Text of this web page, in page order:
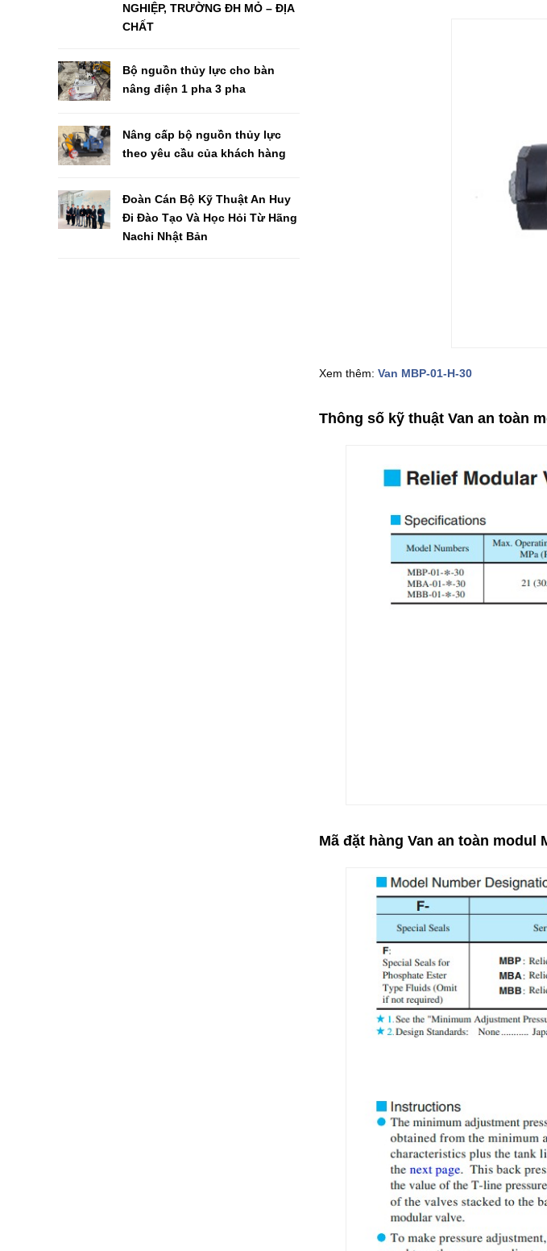
Xem thêm: Van MBP-01-H-30
Thông số kỹ thuật Van an toàn
Mã đặt hàng Van an toàn modul
NGHIỆP, TRƯỜNG ĐH MỎ – ĐỊA
CHẤT
Bộ nguồn thủy lực cho bàn
nâng điện 1 pha 3 pha
Nâng cấp bộ nguồn thủy lực
theo yêu cầu của khách hàng
Đoàn Cán Bộ Kỹ Thuật An Huy
Đi Đào Tạo Và Học Hỏi Từ Hãng
Nachi Nhật Bản